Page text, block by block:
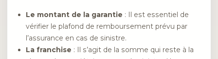
Le montant de la garantie : Il est essentiel de
vérifier le plafond de remboursement prévu par
l’assurance en cas de sinistre.
La franchise : Il s’agit de la somme qui reste à la